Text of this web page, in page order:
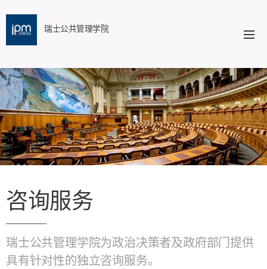
瑞士公共管理学院
咨询服务
瑞士公共管理学院为政治决策者及政府部门提供
具有针对性的独立咨询服务。